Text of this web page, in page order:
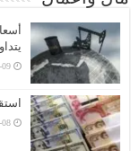
يتداول
09
08